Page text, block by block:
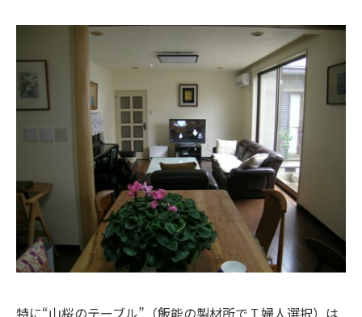
特に“山桜のテーブル”（飯能の製材所でＩ婦人選択）は